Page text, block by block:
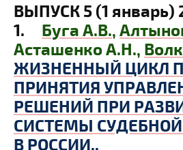
ВЫПУСК 5 (1 январь)
1. Буга А.В.,
Асташенко А.Н.,
ЖИЗНЕННЫЙ ЦИКЛ
ПРИНЯТИЯ
РЕШЕНИЙ ПРИ
СИСТЕМЫ
В РОССИИ..